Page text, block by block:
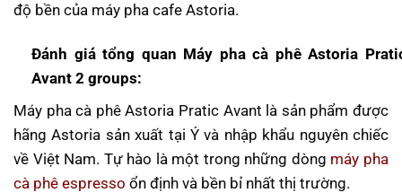
độ bền của máy pha cafe Astoria.
Đánh giá tổng quan Máy pha cà phê Astoria
Avant 2 groups:
Máy pha cà phê Astoria Pratic Avant là sản phẩm được
hãng Astoria sản xuất tại Ý và nhập khẩu nguyên chiếc
về Việt Nam. Tự hào là một trong những dòng máy pha
cà phê espresso ổn định và bền bỉ nhất thị trường.